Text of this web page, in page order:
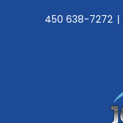
450 638-7272 |